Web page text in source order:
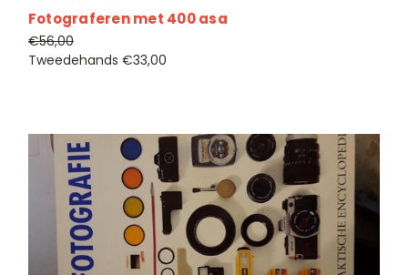
Fotograferen met 400 asa
€56,00
Tweedehands €33,00